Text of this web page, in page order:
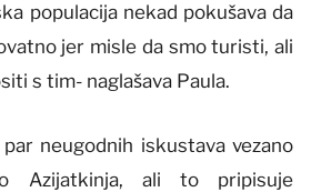
populacija nekad pokušava da
jer misle da smo turisti, ali
s tim- naglašava Paula.
neugodnih iskustava vezano
Azijatkinja, ali to pripisuje